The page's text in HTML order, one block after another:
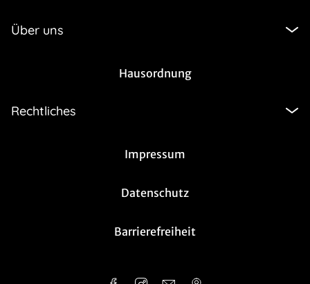
Über uns
Hausordnung
Rechtliches
Impressum
Datenschutz
Barrierefreiheit